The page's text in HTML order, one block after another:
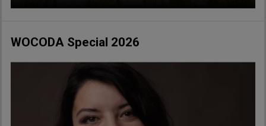
WOCODA Special 2026